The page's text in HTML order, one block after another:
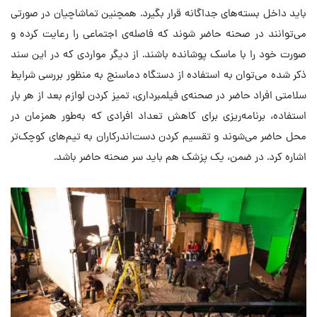
باید داخل بسته‌های جداگانه قرار بگیرد. همچنین تماشاچیان در صورتی
می‌توانند در صحنه حاضر شوند که فاصله‌ی اجتماعی را رعایت کرده و
صورت خود را با ماسک پوشانده باشند. از دیگر مواردی که در این سند
ذکر شده می‌توان به استفاده از دستگاه دماسنج به منظور بررسی شرایط
سلامتی افراد حاضر در صحنه‌ی فیلمبرداری، تمیز کردن لوازم بعد از هر بار
استفاده، برنامه‌ریزی برای کاهش تعداد افرادی که به‌طور همزمان در
محل حاضر می‌شوند و تقسیم کردن دست‌اندرکاران به تیم‌های کوچک‌تر
اشاره کرد. در ضمن، یک پزشک هم باید سر صحنه حاضر باشد.